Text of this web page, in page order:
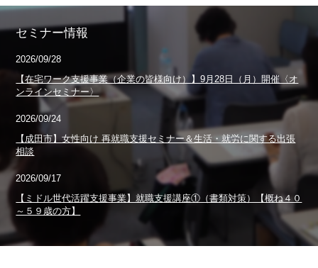
セミナー情報
2026/09/28
【在宅ワーク支援事業（企業の皆様向け）】9月28日（月）開催〈オ
ンラインセミナー〉
2026/09/24
【成田市】女性向け 再就職支援セミナー＆生活・就労に関する出張
相談
2026/09/17
【ミドル世代活躍支援事業】就職支援講座①（書類対策）【概ね４０
～５９歳の方】